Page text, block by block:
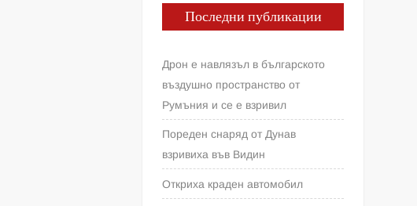
Последни публикации
Дрон е навлязъл в българското
въздушно пространство от
Румъния и се е взривил
Пореден снаряд от Дунав
взривиха във Видин
Откриха краден автомобил